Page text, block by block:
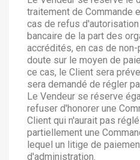
traitement de Commande
cas de refus
bancaire de la part des
accrédités, en cas de
doute sur le moyen de
ce cas, le Client sera
sera demandé de régler
Le Vendeur se réserve
refuser d'honorer une
Client qui n'aurait pas
partiellement une
lequel un litige de
d'administration.